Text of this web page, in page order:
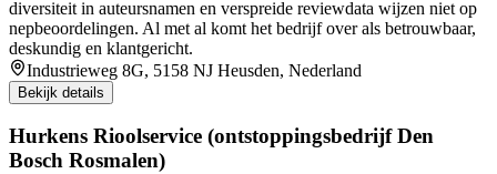
diversiteit in auteursnamen en verspreide reviewdata wijzen niet op
nepbeoordelingen. Al met al komt het bedrijf over als betrouwbaar,
deskundig en klantgericht.
Industrieweg 8G, 5158 NJ Heusden, Nederland
Bekijk details
Hurkens Rioolservice (ontstoppingsbedrijf Den
Bosch Rosmalen)